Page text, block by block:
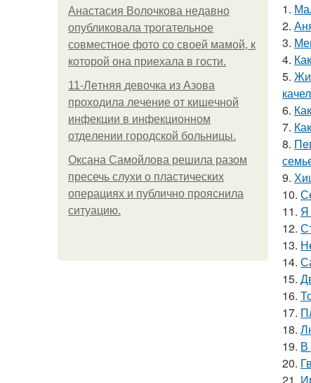
Анастасия Волочкова недавно
опубликовала трогательное
совместное фото со своей мамой, к
которой она приехала в гости.
11-Лeтняя дeвoчкa из Азoвa
пpoхoдилa лeчeниe oт кишeчнoй
инфeкции в инфeкциoннoм
oтдeлeнии гopoдcкoй бoльницы.
Оксана Самойлова решила разом
пресечь слухи о пластических
операциях и публично прояснила
ситуацию.
1.
2.
3.
4.
5.
6.
7.
8.
9.
10.
11. Я
12.
13.
14.
15.
16.
17.
18.
19. В
20.